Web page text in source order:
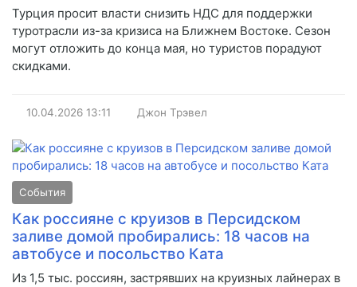
Турция просит власти снизить НДС для поддержки
туротрасли из-за кризиса на Ближнем Востоке. Сезон
могут отложить до конца мая, но туристов порадуют
скидками.
10.04.2026 13:11 Джон Трэвел
События
Как россияне с круизов в Персидском
заливе домой пробирались: 18 часов на
автобусе и посольство Ката
Из 1,5 тыс. россиян, застрявших на круизных лайнерах в